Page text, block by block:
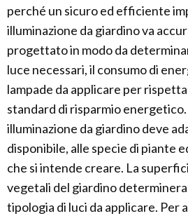
perché un sicuro ed efficiente
illuminazione da giardino va
progettato in modo da
luce necessari, il consumo di
lampade da applicare per
standard di risparmio
illuminazione da giardino deve
disponibile, alle specie di piante
che si intende creare. La
vegetali del giardino
tipologia di luci da applicare. Per